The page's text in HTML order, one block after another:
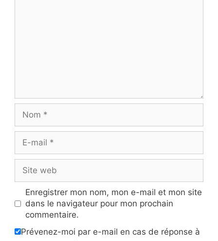
mail
web
Enregistrer mon nom, mon e-mail et mon site
dans le navigateur pour mon prochain
commentaire.
Prévenez-moi par e-mail en cas de réponse à